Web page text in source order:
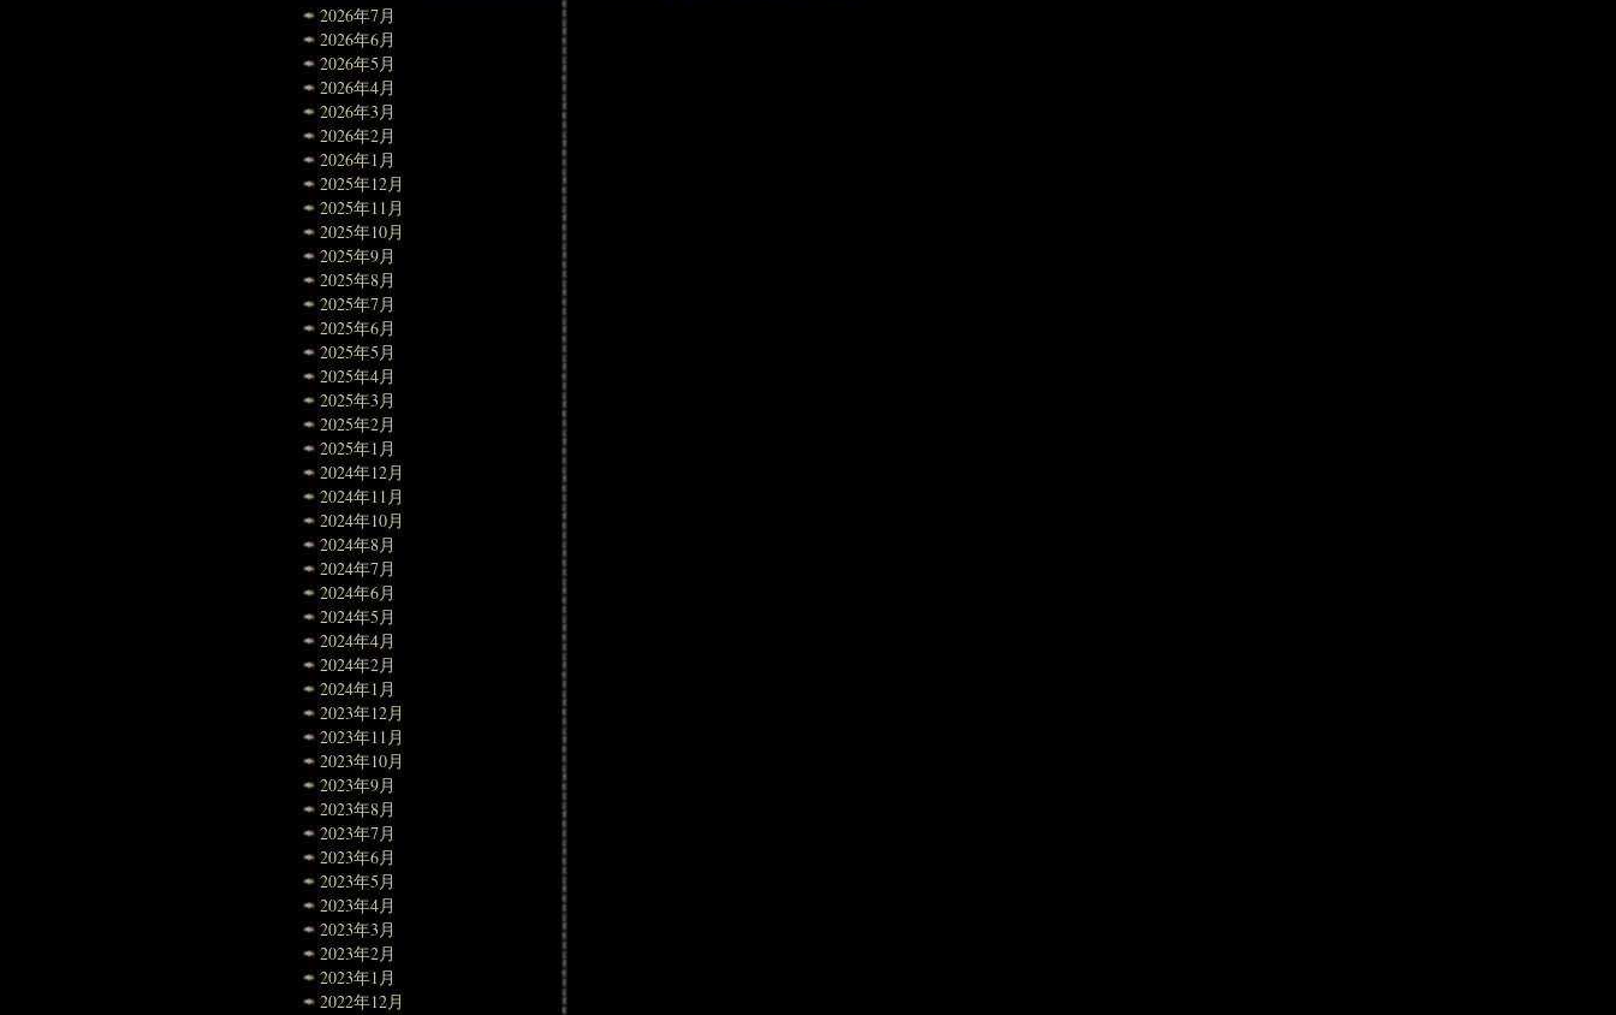
2026年7月
2026年6月
2026年5月
2026年4月
2026年3月
2026年2月
2026年1月
2025年12月
2025年11月
2025年10月
2025年9月
2025年8月
2025年7月
2025年6月
2025年5月
2025年4月
2025年3月
2025年2月
2025年1月
2024年12月
2024年11月
2024年10月
2024年8月
2024年7月
2024年6月
2024年5月
2024年4月
2024年2月
2024年1月
2023年12月
2023年11月
2023年10月
2023年9月
2023年8月
2023年7月
2023年6月
2023年5月
2023年4月
2023年3月
2023年2月
2023年1月
2022年12月